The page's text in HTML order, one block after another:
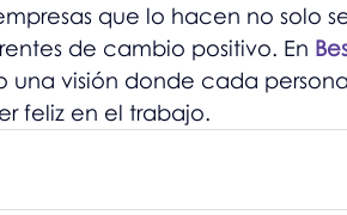
que lo hacen no solo
de cambio positivo. En
una visión donde cada
feliz en el trabajo.